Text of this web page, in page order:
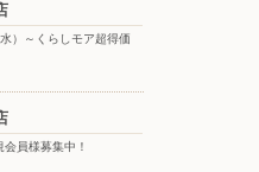
WEB限定 8/1(土)〜朝食を食べて
）～くらしモア超得価
員様募集中！